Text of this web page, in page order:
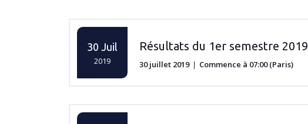
30 Juil
2019
Résultats du 1er semestre 2019
30 juillet 2019 Commence à 07:00 (Paris)